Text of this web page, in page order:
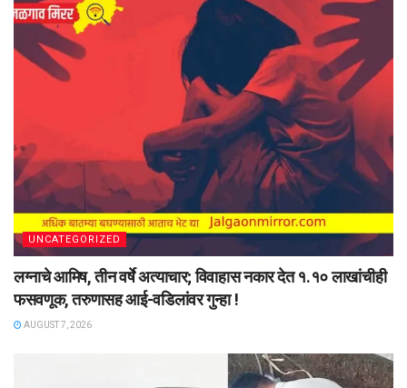
UNCATEGORIZED
लग्नाचे आमिष, तीन वर्षे अत्याचार; विवाहास नकार देत १.१० लाखांचीही
फसवणूक, तरुणासह आई-वडिलांवर गुन्हा !
AUGUST 7, 2026